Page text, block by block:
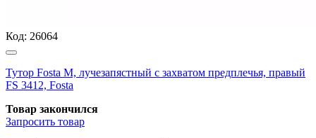
Код: 26064
Тутор Fosta M, лучезапястный с захватом предплечья, правый
FS 3412, Fosta
Товар закончился
Запросить товар